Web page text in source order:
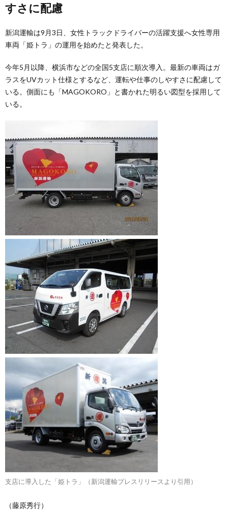
すさに配慮
新潟運輸は9月3日、女性トラックドライバーの活躍支援へ女性専用
車両「姫トラ」の運用を始めたと発表した。
今年5月以降、横浜市などの全国5支店に順次導入。最新の車両はガ
ラスをUVカット仕様とするなど、運転や仕事のしやすさに配慮して
いる。側面にも「MAGOKORO」と書かれた明るい図型を採用して
いる。
支店に導入した「姫トラ」（新潟運輸プレスリリースより引用）
（藤原秀行）